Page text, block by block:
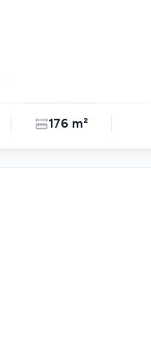
176 m²